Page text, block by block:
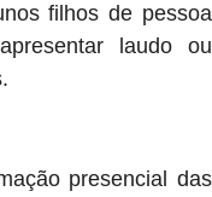
filhos de pessoa
laudo ou
presencial das